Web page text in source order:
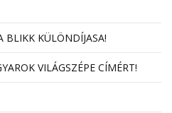
BLIKK KÜLÖNDÍJASA!
VILÁGSZÉPE CÍMÉRT!